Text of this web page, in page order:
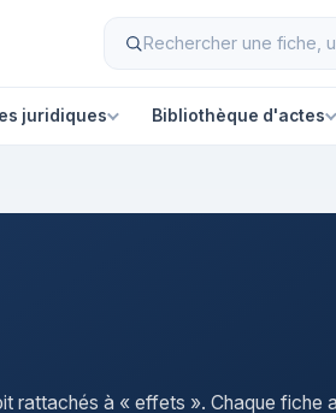
juridiques Bibliothèque d'actes
rattachés à « effets ». Chaque fiche